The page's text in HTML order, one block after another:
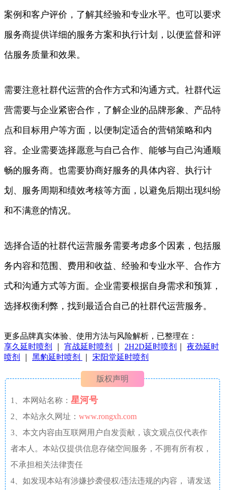
案例和客户评价，了解其经验和专业水平。也可以要求
服务商提供详细的服务方案和执行计划，以便监督和评
估服务质量和效果。
需要注意社群代运营的合作方式和沟通方式。社群代运
营需要与企业紧密合作，了解企业的品牌形象、产品特
点和目标用户等方面，以便制定适合的营销策略和内
容。企业需要选择愿意与自己合作、能够与自己沟通顺
畅的服务商。也需要协商好服务的具体内容、执行计
划、服务周期和绩效考核等方面，以避免后期出现纠纷
和不满意的情况。
选择合适的社群代运营服务需要考虑多个因素，包括服
务内容和范围、费用和收益、经验和专业水平、合作方
式和沟通方式等方面。企业需要根据自身需求和预算，
选择权衡利弊，找到最适合自己的社群代运营服务。
更多品牌真实体验、使用方法与风险解析，已整理在：
享久延时喷剂
宵战延时喷剂 2H2D延时喷剂
夜劲延时
喷剂
黑豹延时喷剂 宋阳堂延时喷剂
版权声明
1、本网站名称： 星河号
2、本站永久网址： www.rongxh.com
3、本文内容由互联网用户自发贡献，该文观点仅代表作
者本人。本站仅提供信息存储空间服务，不拥有所有权，
不承担相关法律责任
4、如发现本站有涉嫌抄袭侵权/违法违规的内容， 请发送